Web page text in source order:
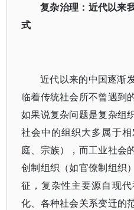
复杂治理：近代以来
式
近代以来的中国逐渐
临着传统社会所不曾遇到
如果说复杂问题是复杂组
社会中的组织大多属于
庭、宗族），而工业社会
创制组织（如官僚制组织
征，复杂性主要源自现
化、各种社会关系变迁的